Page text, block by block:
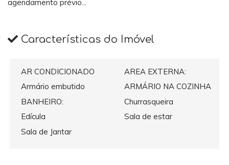
agendamento prévio...
Características do Imóvel
AR CONDICIONADO
AREA EXTERNA:
Armário embutido
ARMÁRIO NA COZINHA
BANHEIRO:
Churrasqueira
Edícula
Sala de estar
Sala de Jantar